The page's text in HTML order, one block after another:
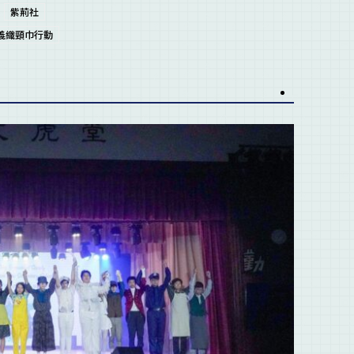
紫荊社
織頸巾行動